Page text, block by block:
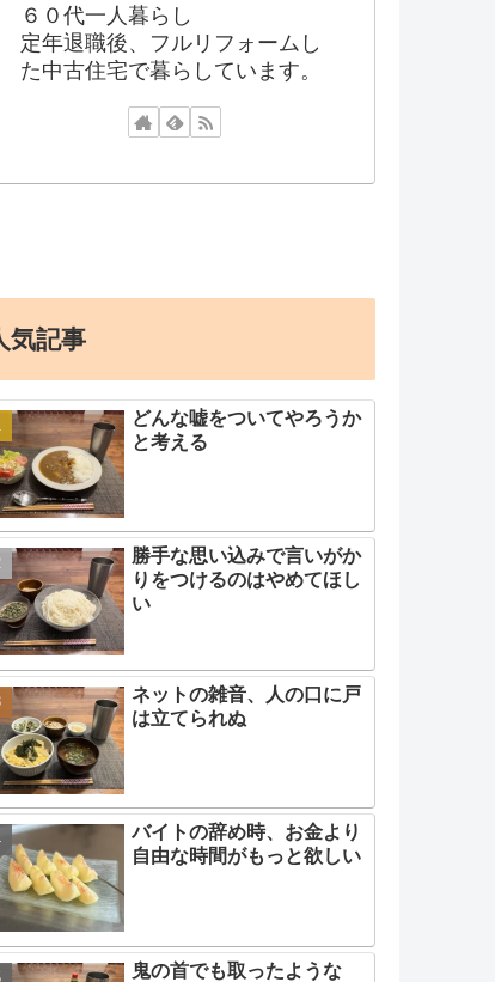
６０代一人暮らし
定年退職後、フルリフォームし
た中古住宅で暮らしています。
気記事
どんな嘘をついてやろうか
と考える
勝手な思い込みで言いがか
りをつけるのはやめてほし
い
ネットの雑音、人の口に戸
は立てられぬ
バイトの辞め時、お金より
自由な時間がもっと欲しい
鬼の首でも取ったような